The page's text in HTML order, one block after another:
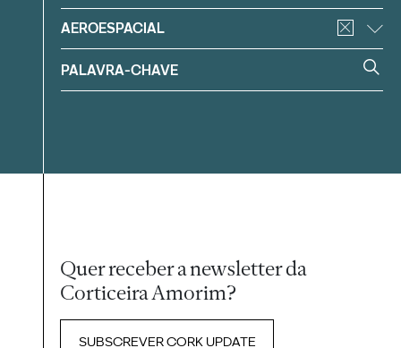
AEROESPACIAL
Quer receber a newsletter da
Corticeira Amorim?
SUBSCREVER CORK UPDATE